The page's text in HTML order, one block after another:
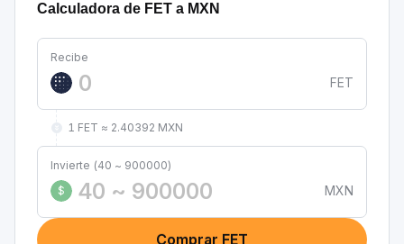
Calculadora de FET a MXN
Recibe
FET
1 FET ≈ 2.40392 MXN
Invierte (40 ~ 900000)
$
MXN
Comprar FET